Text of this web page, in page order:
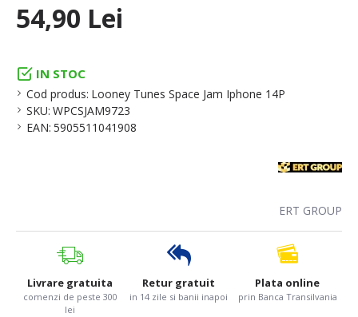
IN STOC
Cod produs: Looney Tunes Space Jam Iphone 14P
SKU: WPCSJAM9723
EAN: 5905511041908
ERT GROUP
54,90 Lei
Livrare gratuita
comenzi de peste 300
lei
Retur gratuit
in 14 zile si banii inapoi
Plata online
prin Banca Transilvania